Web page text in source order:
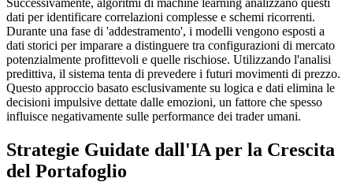
dati per identificare correlazioni complesse e schemi ricorrenti.
Durante una fase di 'addestramento', i modelli vengono esposti a
dati storici per imparare a distinguere tra configurazioni di mercato
potenzialmente profittevoli e quelle rischiose. Utilizzando l'analisi
predittiva, il sistema tenta di prevedere i futuri movimenti di prezzo.
Questo approccio basato esclusivamente su logica e dati elimina le
decisioni impulsive dettate dalle emozioni, un fattore che spesso
influisce negativamente sulle performance dei trader umani.
Strategie Guidate dall'IA per la Crescita
del Portafoglio